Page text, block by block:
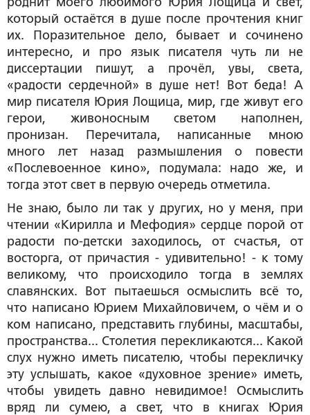
который остаётся в душе после прочтения книг
их. Поразительное дело, бывает и сочинено
интересно, и про язык писателя чуть ли не
диссертации пишут, а прочёл, увы, света,
«радости сердечной» в душе нет! Вот беда! А
мир писателя Юрия Лощица, мир, где живут его
герои, живоносным светом наполнен,
пронизан. Перечитала, написанные мною
много лет назад размышления о повести
«Послевоенное кино», подумала: надо же, и
тогда этот свет в первую очередь отметила.
Не знаю, было ли так у других, но у меня, при
чтении «Кирилла и Мефодия» сердце порой от
радости по-детски заходилось, от счастья, от
восторга, от причастия - удивительно! - к тому
великому, что происходило тогда в землях
славянских. Вот пытаешься осмыслить всё то,
что написано Юрием Михайловичем, о чём и о
ком написано, представить глубины, масштабы,
пространства... Столетия перекликаются... Какой
слух нужно иметь писателю, чтобы перекличку
эту услышать, какое «духовное зрение» иметь,
чтобы увидеть давно невидимое! Осмыслить
вряд ли сумею, а свет, что в книгах Юрия